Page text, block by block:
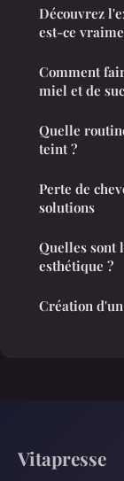
Découvrez
est-ce
Comment
miel et de
Quelle
teint ?
Perte de
solutions
Quelles sont
esthétique ?
Création
Vitapresse